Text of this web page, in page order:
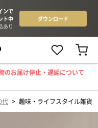
のお届け停止・遅延について
代 > 趣味・ライフスタイル雑貨